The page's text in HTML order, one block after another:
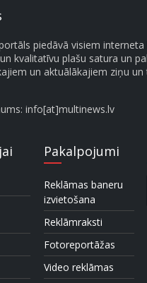
piedāvā visiem
kvalitatīvu plašu satura un
un aktuālākajiem ziņu
info[at]multinews.lv
Pakalpojumi
Reklāmas baneru
izvietošana
Reklāmraksti
Fotoreportāžas
Video reklāmas